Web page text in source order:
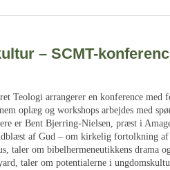
– SCMT-
Teologi arrangerer en konference med
oplæg og workshops arbejdes med
er Bent Bjerring-Nielsen, præst i
af Gud – om kirkelig fortolkning af
taler om bibelhermeneutikkens drama
taler om potentialerne i